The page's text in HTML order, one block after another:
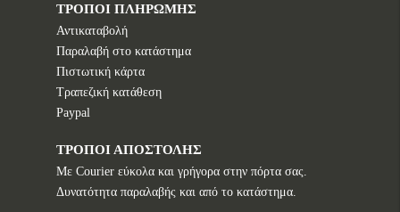
ΤΡΟΠΟΙ ΠΛΗΡΩΜΗΣ
Αντικαταβολή
Παραλαβή στο κατάστημα
Πιστωτική κάρτα
Τραπεζική κατάθεση
Paypal
ΤΡΟΠΟΙ ΑΠΟΣΤΟΛΗΣ
Με Courier εύκολα και γρήγορα στην πόρτα σας.
Δυνατότητα παραλαβής και από το κατάστημα.